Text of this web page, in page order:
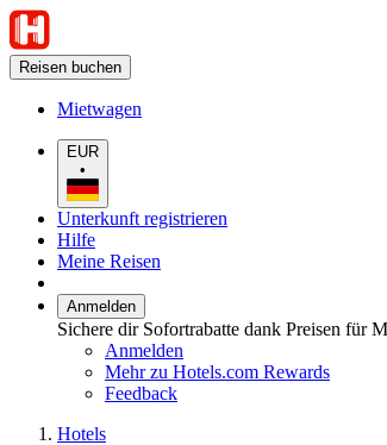
Reisen buchen
Mietwagen
EUR
•
Unterkunft registrieren
Hilfe
Meine Reisen
Anmelden
Sichere dir Sofortrabatte dank Preisen für
Anmelden
Mehr zu Hotels.com Rewards
Feedback
Hotels